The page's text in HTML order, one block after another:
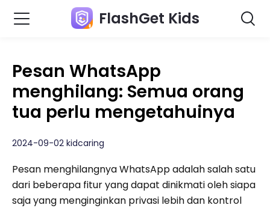
FlashGet Kids
Pesan WhatsApp
menghilang: Semua orang
tua perlu mengetahuinya
2024-09-02 kidcaring
Pesan menghilangnya WhatsApp adalah salah satu
dari beberapa fitur yang dapat dinikmati oleh siapa
saja yang menginginkan privasi lebih dan kontrol